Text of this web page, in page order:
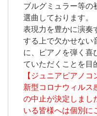
ブルグミュラー等の
選曲しております。
表現力を豊かに演奏
する上で欠かせない
に、ピアノを弾く喜
ていただくことを目
【ジュニアピアノ
新型コロナウィルス
の中止が決定しまし
いる皆様へは個別に